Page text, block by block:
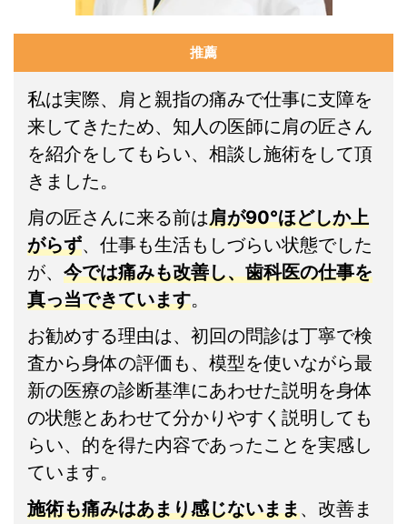
推薦
私は実際、肩と親指の痛みで仕事に支障を
来してきたため、知人の医師に肩の匠さん
を紹介をしてもらい、相談し施術をして頂
きました。
肩の匠さんに来る前は肩が90°ほどしか上
がらず、仕事も生活もしづらい状態でした
が、 今では痛みも改善し、歯科医の仕事を
真っ当できています。
お勧めする理由は、初回の問診は丁寧で検
査から身体の評価も、模型を使いながら最
新の医療の診断基準にあわせた説明を身体
の状態とあわせて分かりやすく説明しても
らい、的を得た内容であったことを実感し
ています。
施術も痛みはあまり感じないまま、改善ま